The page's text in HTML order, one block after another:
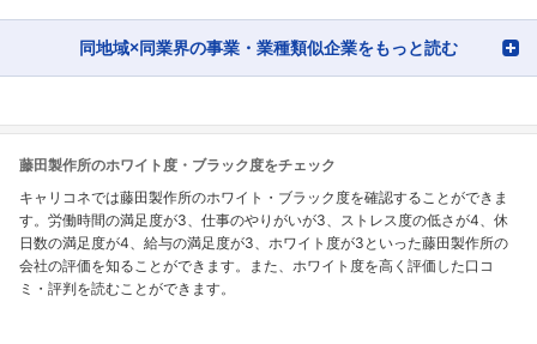
同地域×同業界の事業・業種類似企業をもっと読む
藤田製作所のホワイト度・ブラック度をチェック
キャリコネでは藤田製作所のホワイト・ブラック度を確認することができま
す。労働時間の満足度が3、仕事のやりがいが3、ストレス度の低さが4、休
日数の満足度が4、給与の満足度が3、ホワイト度が3といった藤田製作所の
会社の評価を知ることができます。また、ホワイト度を高く評価した口コ
ミ・評判を読むことができます。